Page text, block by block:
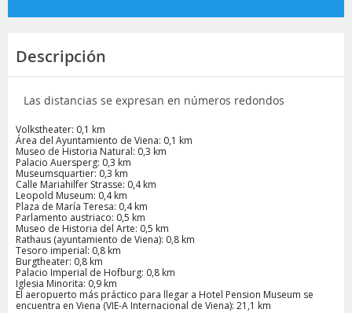
Descripción
Las distancias se expresan en números redondos
Volkstheater: 0,1 km
Área del Ayuntamiento de Viena: 0,1 km
Museo de Historia Natural: 0,3 km
Palacio Auersperg: 0,3 km
Museumsquartier: 0,3 km
Calle Mariahilfer Strasse: 0,4 km
Leopold Museum: 0,4 km
Plaza de María Teresa: 0,4 km
Parlamento austriaco: 0,5 km
Museo de Historia del Arte: 0,5 km
Rathaus (ayuntamiento de Viena): 0,8 km
Tesoro imperial: 0,8 km
Burgtheater: 0,8 km
Palacio Imperial de Hofburg: 0,8 km
Iglesia Minorita: 0,9 km
El aeropuerto más práctico para llegar a Hotel Pension Museum se
encuentra en Viena (VIE-A Internacional de Viena): 21,1 km